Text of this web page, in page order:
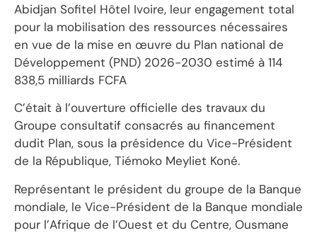
Abidjan Sofitel Hôtel Ivoire, leur engagement total
pour la mobilisation des ressources nécessaires
en vue de la mise en œuvre du Plan national de
Développement (PND) 2026-2030 estimé à 114
838,5 milliards FCFA
C’était à l’ouverture officielle des travaux du
Groupe consultatif consacrés au financement
dudit Plan, sous la présidence du Vice-Président
de la République, Tiémoko Meyliet Koné.
Représentant le président du groupe de la Banque
mondiale, le Vice-Président de la Banque mondiale
pour l’Afrique de l’Ouest et du Centre, Ousmane